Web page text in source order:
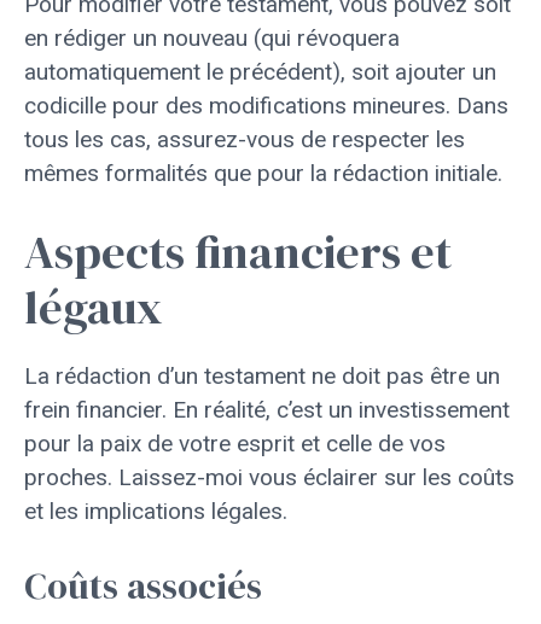
en rédiger un nouveau (qui révoquera
automatiquement le précédent), soit ajouter un
codicille pour des modifications mineures. Dans
tous les cas, assurez-vous de respecter les
mêmes formalités que pour la rédaction initiale.
Aspects financiers et
légaux
La rédaction d’un testament ne doit pas être un
frein financier. En réalité, c’est un investissement
pour la paix de votre esprit et celle de vos
proches. Laissez-moi vous éclairer sur les coûts
et les implications légales.
Coûts associés